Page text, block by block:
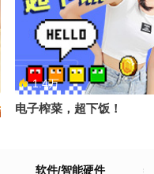
族任意门 #生活趣玩家 #
化行 #地球online秋关副本
1.4万
电子榨菜，超下饭！
软件/智能硬件